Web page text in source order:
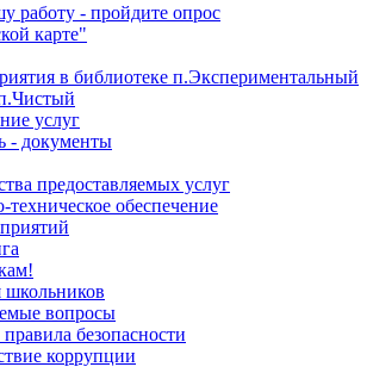
работу - пройдите опрос
карте"
в библиотеке п.Экспериментальный
услуг
- документы
предоставляемых услуг
техническое обеспечение
школьников
вопросы
безопасности
коррупции